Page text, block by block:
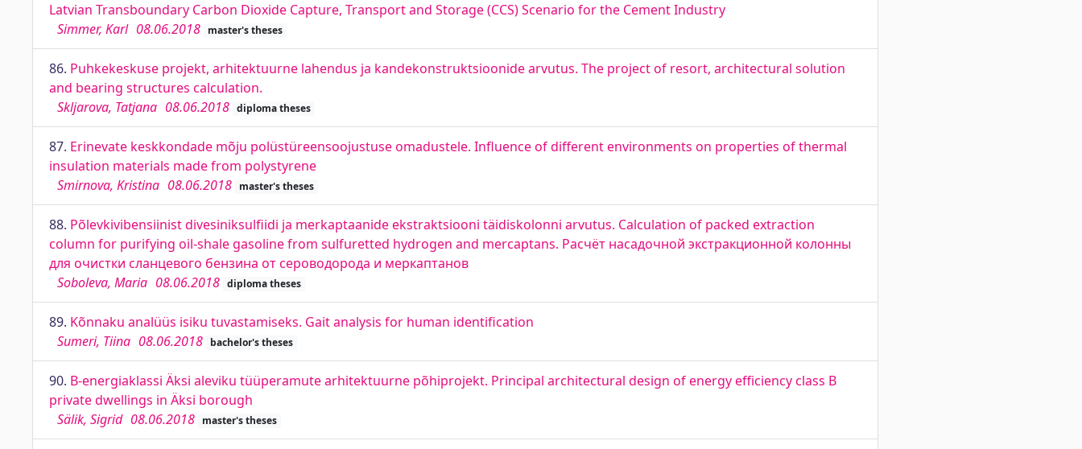
Latvian Transboundary Carbon Dioxide Capture, Transport and Storage (CCS) Scenario for the Cement Industry
Simmer, Karl 08.06.2018 master's theses
86. Puhkekeskuse projekt, arhitektuurne lahendus ja kandekonstruktsioonide arvutus. The project of resort, architectural solution
and bearing structures calculation.
Skljarova, Tatjana 08.06.2018 diploma theses
87. Erinevate keskkondade mõju polüstüreensoojustuse omadustele. Influence of different environments on properties of thermal
insulation materials made from polystyrene
Smirnova, Kristina 08.06.2018 master's theses
88. Põlevkivibensiinist divesiniksulfiidi ja merkaptaanide ekstraktsiooni täidiskolonni arvutus. Calculation of packed extraction
column for purifying oil-shale gasoline from sulfuretted hydrogen and mercaptans. Расчёт насадочной экстракционной колонны
для очистки сланцевого бензина от сероводорода и меркаптанов
Soboleva, Maria 08.06.2018 diploma theses
89. Kõnnaku analüüs isiku tuvastamiseks. Gait analysis for human identification
Sumeri, Tiina 08.06.2018 bachelor's theses
90. B-energiaklassi Äksi aleviku tüüperamute arhitektuurne põhiprojekt. Principal architectural design of energy efficiency class B
private dwellings in Äksi borough
Sälik, Sigrid 08.06.2018 master's theses